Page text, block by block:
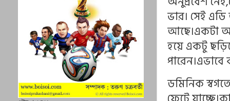
ভার। সেই
আছে।একটা
হয়ে একটু
ডমিনিক